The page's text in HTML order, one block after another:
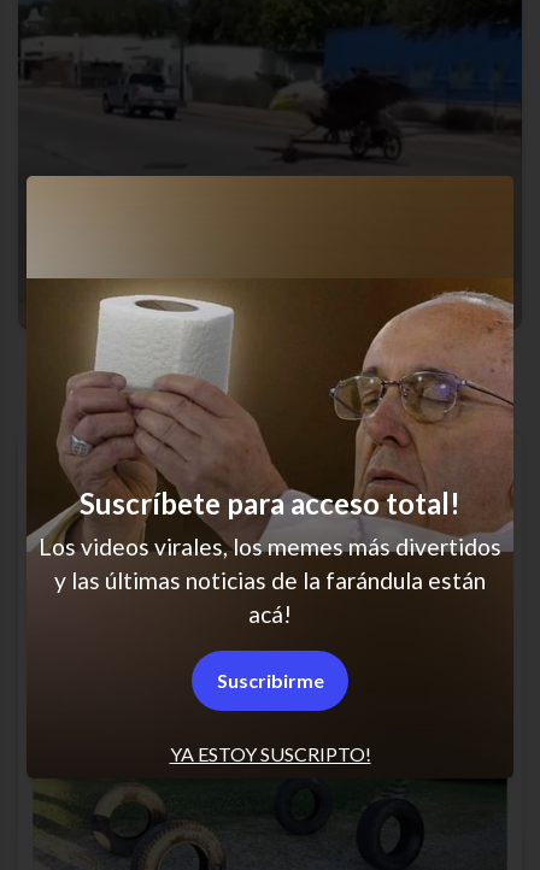
Vuela, vuela
YA ESTOY SUSCRIPTO!
Suscríbete para acceso total!
Los videos virales, los memes más divertidos
y las últimas noticias de la farándula están
acá!
Suscribirme